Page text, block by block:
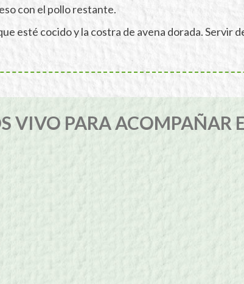
con el pollo restante.
esté cocido y la costra de avena dorada. Servir
VIVO PARA ACOMPAÑAR